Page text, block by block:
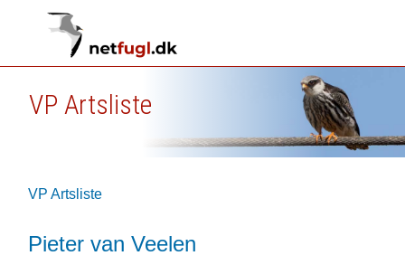
VP Artsliste
VP Artsliste
Pieter van Veelen